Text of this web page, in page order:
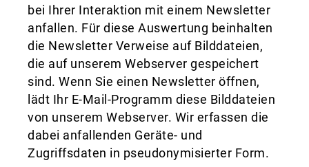
bei Ihrer Interaktion mit einem Newsletter
anfallen. Für diese Auswertung beinhalten
die Newsletter Verweise auf Bilddateien,
die auf unserem Webserver gespeichert
sind. Wenn Sie einen Newsletter öffnen,
lädt Ihr E-Mail-Programm diese Bilddateien
von unserem Webserver. Wir erfassen die
dabei anfallenden Geräte- und
Zugriffsdaten in pseudonymisierter Form.